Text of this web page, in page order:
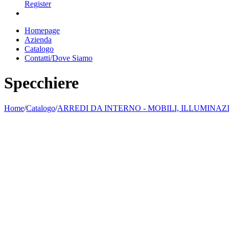
Register
Homepage
Azienda
Catalogo
Contatti/Dove Siamo
Specchiere
Home/Catalogo/ARREDI DA INTERNO - MOBILI,